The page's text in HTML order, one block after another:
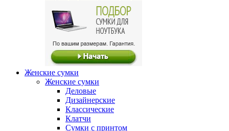
Женские сумки
Женские сумки
Деловые
Дизайнерские
Классические
Клатчи
Сумки с принтом